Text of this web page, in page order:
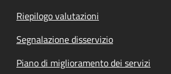
Riepilogo valutazioni
Segnalazione disservizio
Piano di miglioramento dei servizi